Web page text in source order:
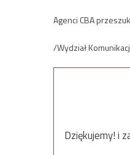
Agenci CBA
/Wydział
Dziękujemy! i